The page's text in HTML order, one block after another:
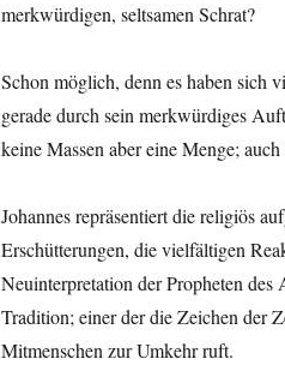
merkwürdigen, seltsamen Schrat?
Schon möglich, denn es haben sich
gerade durch sein merkwürdiges
keine Massen aber eine Menge;
Johannes repräsentiert die religiös
Erschütterungen, die vielfältigen
Neuinterpretation der Propheten des
Tradition; einer der die Zeichen der
Mitmenschen zur Umkehr ruft.